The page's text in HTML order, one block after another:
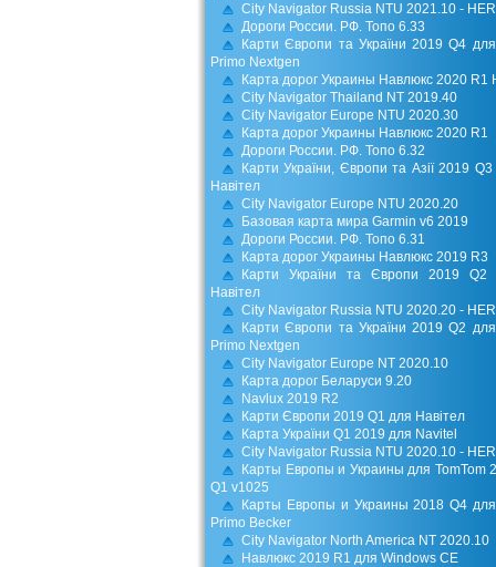
City Navigator Russia NTU 2021.10 -
Дороги России. РФ. Топо 6.33
Карти Європи та України 2019 Q4
Primo Nextgen
Карта дорог Украины Навлюкс 2020 R1
City Navigator Thailand NT 2019.40
City Navigator Europe NTU 2020.30
Карта дорог Украины Навлюкс 2020 R1
Дороги России. РФ. Топо 6.32
Карти України, Європи та Азії 2019
Навітел
City Navigator Europe NTU 2020.20
Базовая карта мира Garmin v6 2019
Дороги России. РФ. Топо 6.31
Карта дорог Украины Навлюкс 2019 R3
Карти України та Європи 2019 Q2
Навітел
City Navigator Russia NTU 2020.20 -
Карти Європи та України 2019 Q2
Primo Nextgen
City Navigator Europe NT 2020.10
Карта дорог Беларуси 9.20
Navlux 2019 R2
Карти Європи 2019 Q1 для Навітел
Карта України Q1 2019 для Navitel
City Navigator Russia NTU 2020.10 -
Карты Европы и Украины для TomTom
Q1 v1025
Карты Европы и Украины 2018 Q4
Primo Becker
City Navigator North America NT 2020.10
Навлюкс 2019 R1 для Windows CE